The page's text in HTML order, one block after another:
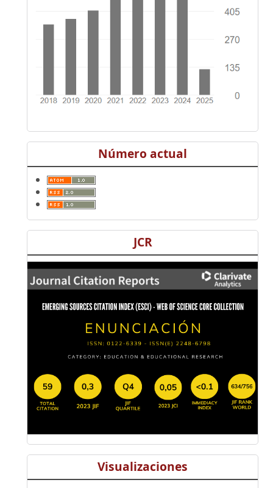
Número actual
JCR
Visualizaciones